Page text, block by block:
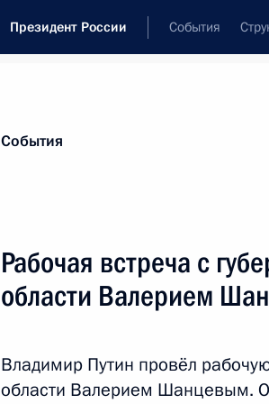
Президент России События
6 декабря 2017 года, 18:00
События
Рабочая встреча с
области Валерием
Владимир Путин провёл
области Валерием Шанцевым.